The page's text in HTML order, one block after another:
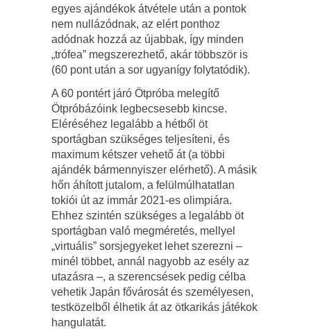
egyes ajándékok átvétele után a pontok
nem nullázódnak, az elért ponthoz
adódnak hozzá az újabbak, így minden
„trófea” megszerezhető, akár többször is
(60 pont után a sor ugyanígy folytatódik).
A 60 pontért járó Ötpróba melegítő
Ötpróbázóink legbecsesebb kincse.
Eléréséhez legalább a hétből öt
sportágban szükséges teljesíteni, és
maximum kétszer vehető át (a többi
ajándék bármennyiszer elérhető). A másik
hőn áhított jutalom, a felülmúlhatatlan
tokiói út az immár 2021-es olimpiára.
Ehhez szintén szükséges a legalább öt
sportágban való megméretés, mellyel
„virtuális” sorsjegyeket lehet szerezni –
minél többet, annál nagyobb az esély az
utazásra –, a szerencsések pedig célba
vehetik Japán fővárosát és személyesen,
testközelből élhetik át az ötkarikás játékok
hangulatát.